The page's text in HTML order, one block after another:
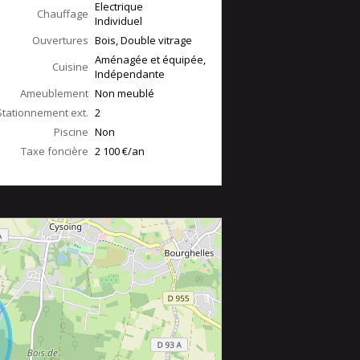
Chauffage Electrique
Individuel
Ouvertures Bois, Double vitrage
Cuisine Aménagée et équipée,
Indépendante
Ameublement Non meublé
ext. 2
Piscine Non
Taxe foncière 2 100 €/an